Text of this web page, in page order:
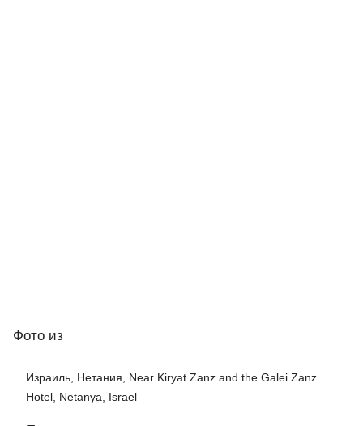
Фото из
Израиль, Нетания, Near Kiryat Zanz and the Galei Zanz
Hotel, Netanya, Israel